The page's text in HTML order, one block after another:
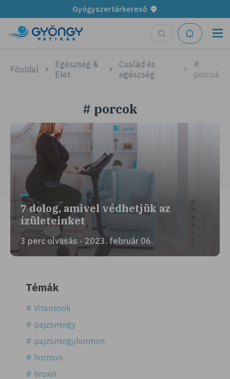
Gyógyszertárkereső
Főoldal
Egészség &
Élet
Család és
egészség
#
porcok
# porcok
7 dolog, amivel védhetjük az
ízületeinket
3 perc olvasás - 2023. február 06.
Témák
# Vitaminok
# pajzsmirigy
# pajzsmirigyhormon
# hormon
# tiroxin